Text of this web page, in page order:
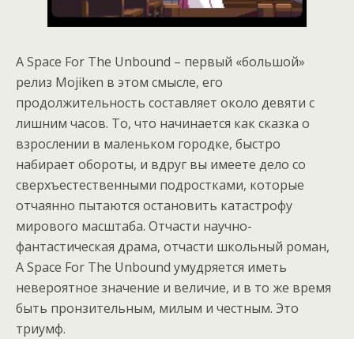
A Space For The Unbound – первый «большой»
релиз Mojiken в этом смысле, его
продолжительность составляет около девяти с
лишним часов. То, что начинается как сказка о
взрослении в маленьком городке, быстро
набирает обороты, и вдруг вы имеете дело со
сверхъестественными подростками, которые
отчаянно пытаются остановить катастрофу
мирового масштаба. Отчасти научно-
фантастическая драма, отчасти школьный роман,
A Space For The Unbound умудряется иметь
невероятное значение и величие, и в то же время
быть пронзительным, милым и честным. Это
триумф.